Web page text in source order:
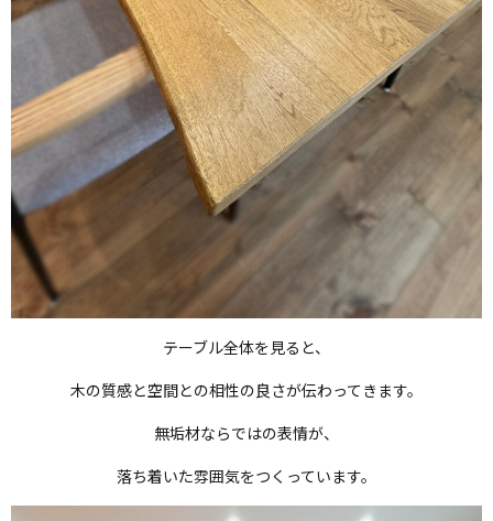
テーブル全体を見ると、
木の質感と空間との相性の良さが伝わってきます。
無垢材ならではの表情が、
落ち着いた雰囲気をつくっています。